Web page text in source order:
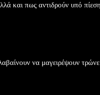
και πως αντιδρούν υπό πίεση
να μαγειρέψουν